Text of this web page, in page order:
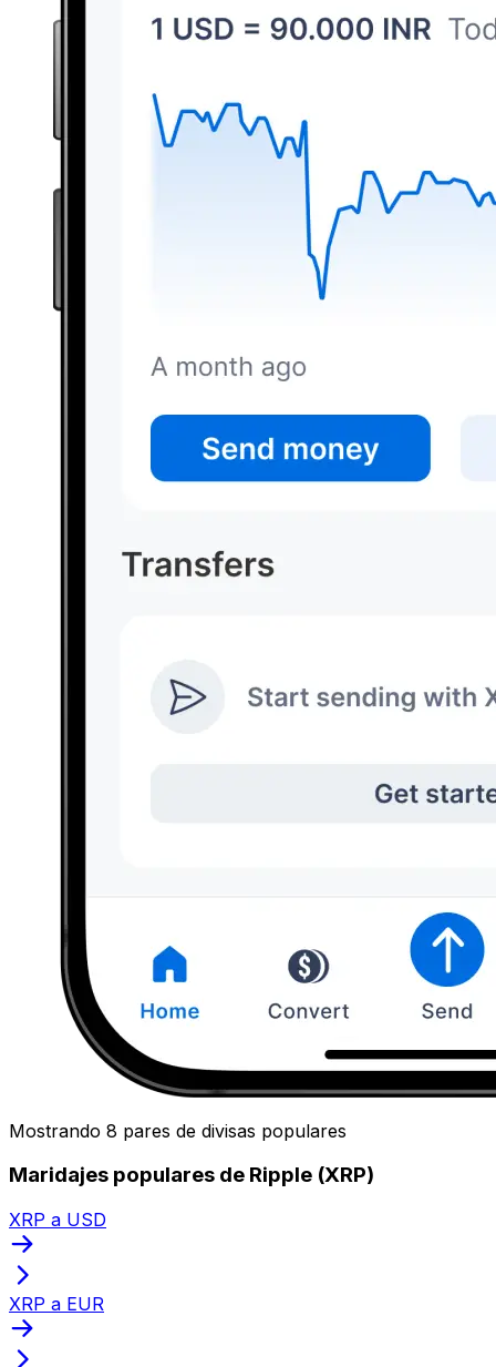
Mostrando 8 pares de divisas populares
Maridajes populares de Ripple (XRP)
XRP a USD
XRP a EUR